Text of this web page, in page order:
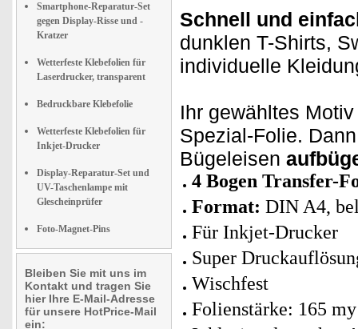
Smartphone-Reparatur-Set
gegen Display-Risse und -
Kratzer
Wetterfeste Klebefolien für
Laserdrucker, transparent
Bedruckbare Klebefolie
Wetterfeste Klebefolien für
Inkjet-Drucker
Display-Reparatur-Set und
UV-Taschenlampe mit
Glescheinprüfer
Foto-Magnet-Pins
Bleiben Sie mit uns im
Kontakt und tragen Sie
hier Ihre E-Mail-Adresse
für unsere HotPrice-Mail
ein:
Schnell und
dunklen T-Shirts,
individuelle
Ihr gewähltes
Spezial-Folie.
Bügeleisen
4 Bogen Transfer-
Format: DIN A4,
Für Inkjet-Drucker
Super
Wischfest
Folienstärke: 165 my